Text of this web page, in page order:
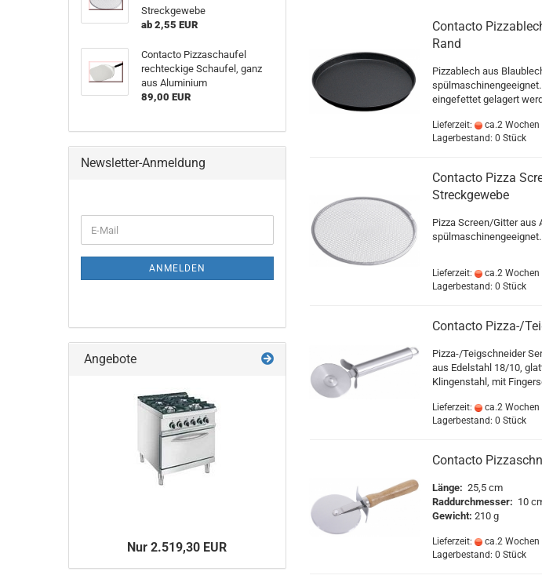
Contacto
Rand
Pizzablech aus
eingefettet gelagert
Lieferzeit: ca.2 Wochen
Lagerbestand: 0 Stück
Contacto Pizza
Streckgewebe
Pizza Screen/Gitter aus
spülmaschinengeeignet.
Lieferzeit: ca.2 Wochen
Lagerbestand: 0 Stück
Contacto Pizza-/
Pizza-/Teigschneider
aus Edelstahl 18/10,
Klingenstahl, mit
Lieferzeit: ca.2 Wochen
Lagerbestand: 0 Stück
Contacto
Länge: 25,5 cm
Raddurchmesser: 10
Gewicht: 210 g
Lieferzeit: ca.2 Wochen
Lagerbestand: 0 Stück
Streckgewebe
ab 2,55 EUR
Contacto Pizzaschaufel
rechteckige Schaufel, ganz
aus Aluminium
89,00 EUR
Newsletter-Anmeldung
ZUR
E-
Mail
ANMELDEN
Angebote
Nur 2.519,30 EUR